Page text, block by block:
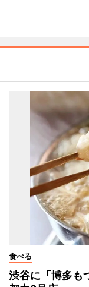
食べる
渋谷に「博多も